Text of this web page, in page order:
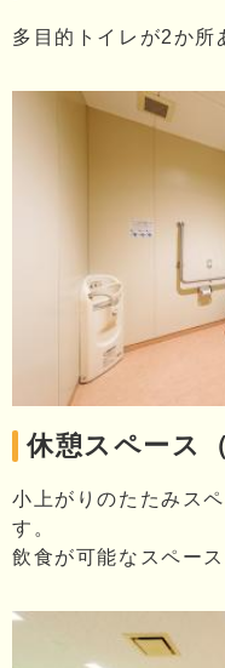
多目的トイレが2か所
休憩スペース
小上がりのたたみス
す。
飲食が可能なスペース